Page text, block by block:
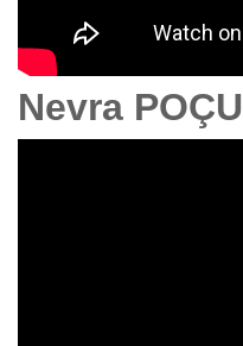
Nevra POÇU